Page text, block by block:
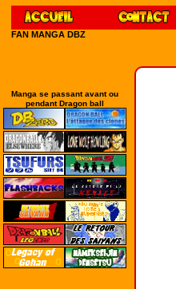
FAN MANGA DBZ
Manga se passant avant ou
pendant Dragon ball